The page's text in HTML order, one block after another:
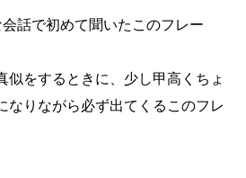
話で初めて聞いたこのフレー
似をするときに、少し甲高くちょ
なりながら必ず出てくるこのフレ